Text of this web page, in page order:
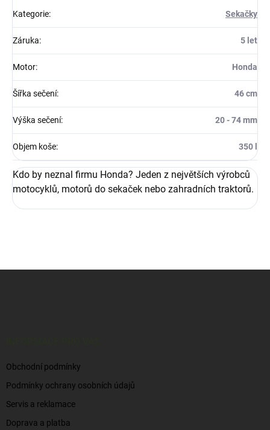
Kategorie: Sekačky
Záruka: 5 let
Motor: Honda
Šířka sečení: 46 cm
Výška sečení: 20 - 74 mm
Objem koše: 350 l
Kdo by neznal firmu Honda? Jeden z největších výrobců
motocyklů, motorů do sekaček nebo zahradních traktorů.
Obchodní podmínky
Podmínky ochrany osobních údajů
Servis a reklamace
Doprava a platba